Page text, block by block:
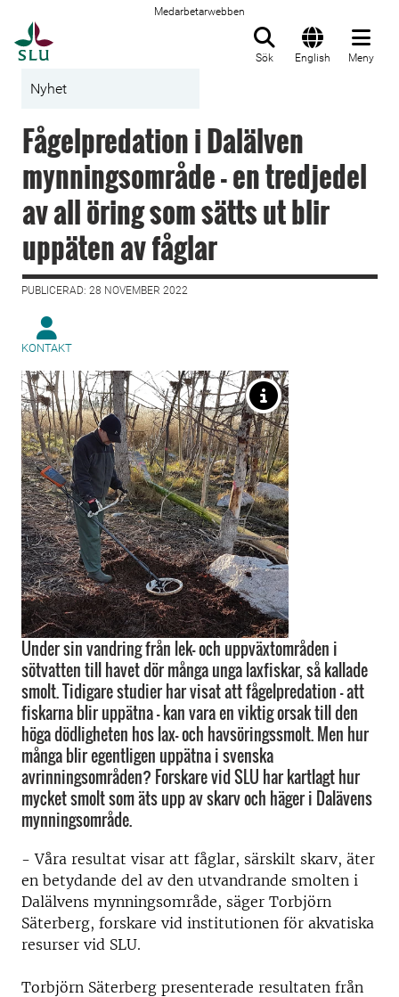
Medarbetarwebben
Sök English Meny
Nyhet
Fågelpredation i Dalälven
mynningsområde - en tredjedel
av all öring som sätts ut blir
uppäten av fåglar
PUBLICERAD: 28 NOVEMBER 2022
KONTAKT
Under sin vandring från lek- och uppväxtområden i
sötvatten till havet dör många unga laxfiskar, så kallade
smolt. Tidigare studier har visat att fågelpredation – att
fiskarna blir uppätna – kan vara en viktig orsak till den
höga dödligheten hos lax- och havsöringssmolt. Men hur
många blir egentligen uppätna i svenska
avrinningsområden? Forskare vid SLU har kartlagt hur
mycket smolt som äts upp av skarv och häger i Dalävens
mynningsområde.
- Våra resultat visar att fåglar, särskilt skarv, äter
en betydande del av den utvandrande smolten i
Dalälvens mynningsområde, säger Torbjörn
Säterberg, forskare vid institutionen för akvatiska
resurser vid SLU.
Torbjörn Säterberg presenterade resultaten från